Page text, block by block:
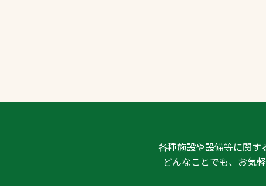
各種施設や設備等に関す
どんなことでも、お気